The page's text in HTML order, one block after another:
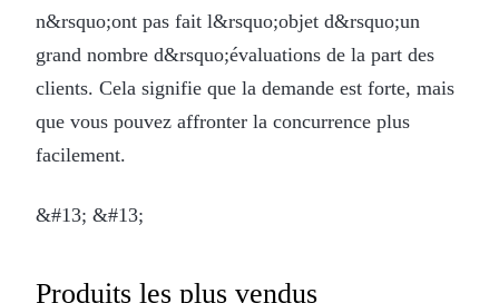
n&rsquo;ont pas fait l&rsquo;objet d&rsquo;un
grand nombre d&rsquo;évaluations de la part des
clients. Cela signifie que la demande est forte, mais
que vous pouvez affronter la concurrence plus
facilement.
&#13; &#13;
Produits les plus vendus